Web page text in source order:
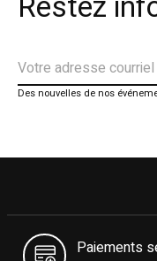
Des nouvelles de nos
Paiements